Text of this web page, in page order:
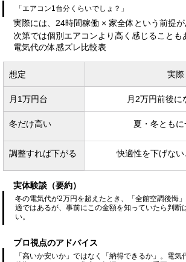
「エアコン1台分くらいでしょ？」
実際には、24時間稼働 × 家全体という前提
次第では個別エアコンより高く感じることも
電気代の体感ズレ比較表
想定 実際
月1万円台 月2万円前後に
冬だけ高い 夏・冬とも
調整すれば下がる 快適性を下げな
実体験談（要約）
冬の電気代が2万円を超えたとき、「全館空調後悔
適ではあるが、事前にこの金額を知っていたら判断
い。
プロ視点のアドバイス
「高いか安いか」ではなく「納得できるか」。電気